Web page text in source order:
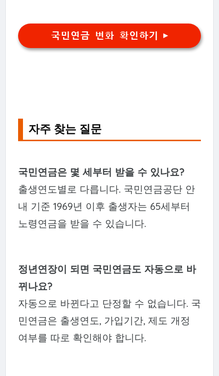
국민연금 변화 확인하기 ▶
자주 찾는 질문
국민연금은 몇 세부터 받을 수 있나요?
출생연도별로 다릅니다. 국민연금공단 안
내 기준 1969년 이후 출생자는 65세부터
노령연금을 받을 수 있습니다.
정년연장이 되면 국민연금도 자동으로 바
뀌나요?
자동으로 바뀐다고 단정할 수 없습니다. 국
민연금은 출생연도, 가입기간, 제도 개정
여부를 따로 확인해야 합니다.